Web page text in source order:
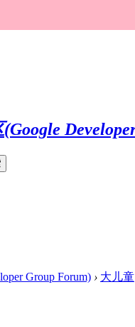
Group Forum) › 大儿童